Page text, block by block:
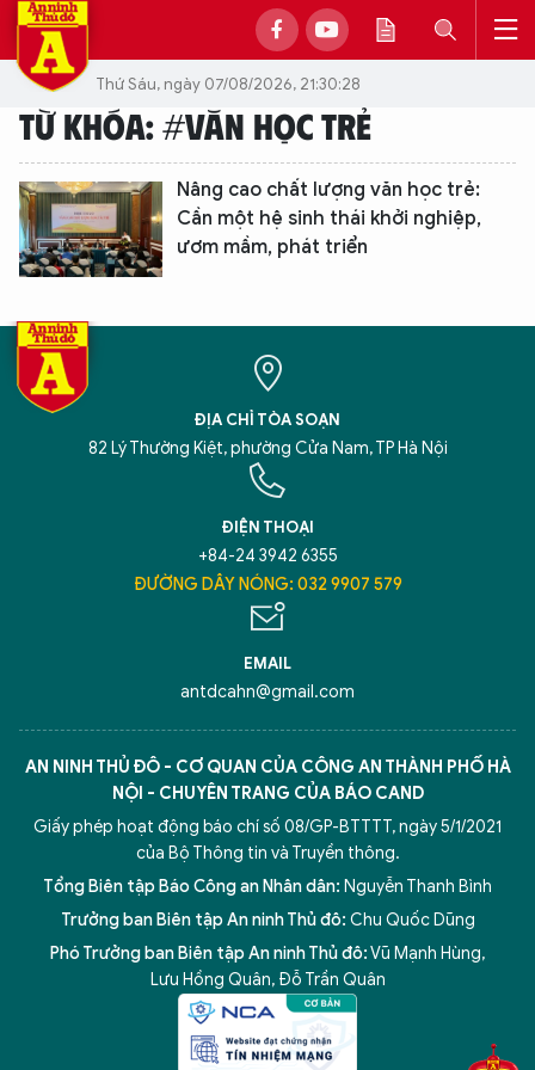
Thứ Sáu, ngày 07/08/2026, 21:30:28
TỪ KHÓA: #VĂN HỌC TRẺ
Nâng cao chất lượng văn học trẻ:
Cần một hệ sinh thái khởi nghiệp,
ươm mầm, phát triển
ĐỊA CHỈ TÒA SOẠN
82 Lý Thường Kiệt, phường Cửa Nam, TP Hà Nội
ĐIỆN THOẠI
+84-24 3942 6355
ĐƯỜNG DÂY NÓNG: 032 9907 579
EMAIL
antdcahn@gmail.com
AN NINH THỦ ĐÔ - CƠ QUAN CỦA CÔNG AN THÀNH PHỐ HÀ
NỘI - CHUYÊN TRANG CỦA BÁO CAND
Giấy phép hoạt động báo chí số 08/GP-BTTTT, ngày 5/1/2021
của Bộ Thông tin và Truyền thông.
Tổng Biên tập Báo Công an Nhân dân: Nguyễn Thanh Bình
Trưởng ban Biên tập An ninh Thủ đô: Chu Quốc Dũng
Phó Trưởng ban Biên tập An ninh Thủ đô:Vũ Mạnh Hùng,
Lưu Hồng Quân, Đỗ Trần Quân
TÔI LÀ CHATBOT CỦA
Hãy hỏi tôi bất kỳ điều gì bạn cần biết về
An Ninh Thủ Đô nhé. Tôi sẵn sàng hỗ trợ!
5 điểm nghẽn của Hà Nội giải pháp xử lý điểm nghẽn của